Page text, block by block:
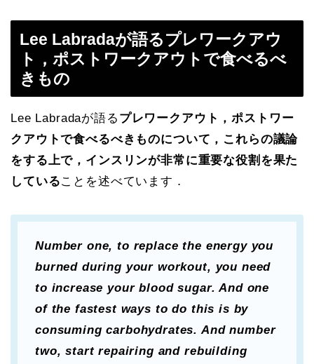
Lee Labradaが語るプレワークアウ
ト，ポストワークアウトで食べるべ
きもの
Lee Labradaが語る プレワークアウト，ポストワー
クアウトで食べるべきものについて，これらの議論
をする上で，インスリンが非常に重要な役割を果た
していることを述べています．
Number one, to replace the energy you
burned during your workout, you need
to increase your blood sugar. And one
of the fastest ways to do this is by
consuming carbohydrates. And number
two, start repairing and rebuilding